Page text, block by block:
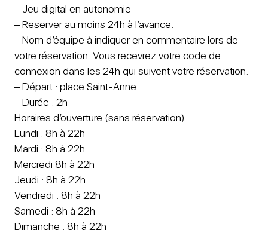
– Jeu digital en autonomie
– Reserver au moins 24h à l’avance.
– Nom d’équipe à indiquer en commentaire lors de
votre réservation. Vous recevrez votre code de
connexion dans les 24h qui suivent votre réservation.
– Départ : place Saint-Anne
– Durée : 2h
Horaires d’ouverture (sans réservation)
Lundi : 8h à 22h
Mardi : 8h à 22h
Mercredi 8h à 22h
Jeudi : 8h à 22h
Vendredi : 8h à 22h
Samedi : 8h à 22h
Dimanche : 8h à 22h